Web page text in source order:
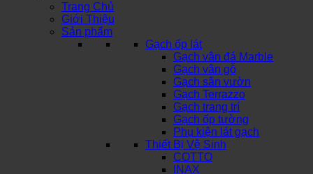
Trang Chủ
Giới Thiệu
Sản phẩm
Gạch ốp lát
Gạch vân đá Marble
Gạch vân gỗ
Gạch sân vườn
Gạch Terrazzo
Gạch trang trí
Gạch ốp tường
Phụ kiện lát gạch
Thiết Bị Vệ Sinh
COTTO
INAX